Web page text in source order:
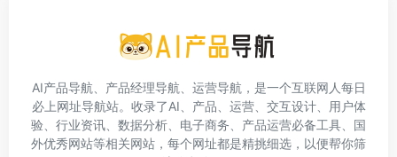
AI产品导航、产品经理导航、运营导航，是一个互联网人每日
必上网址导航站。收录了AI、产品、运营、交互设计、用户体
验、行业资讯、数据分析、电子商务、产品运营必备工具、国
外优秀网站等相关网站，每个网址都是精挑细选，以便帮你筛